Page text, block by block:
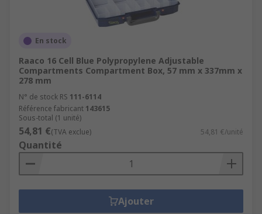
En stock
Raaco 16 Cell Blue Polypropylene Adjustable
Compartments Compartment Box, 57 mm x 337mm x
278 mm
N° de stock RS 111-6114
Référence fabricant 143615
Sous-total (1 unité)
54,81 €(TVA exclue) 54,81 €/unité
Quantité
Ajouter